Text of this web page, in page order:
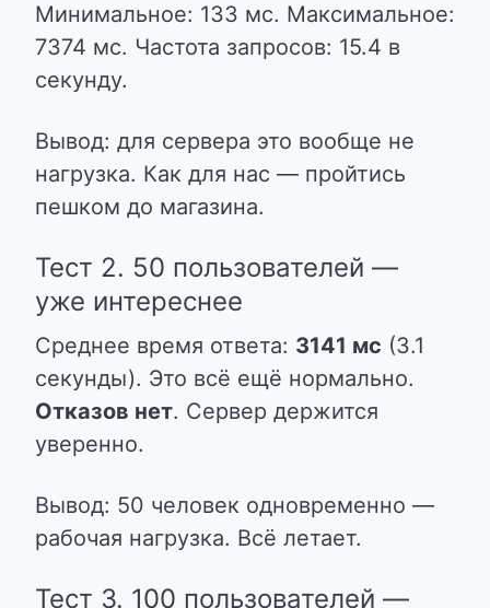
Минимальное: 133 мс. Максимальное:
7374 мс. Частота запросов: 15.4 в
секунду.
Вывод: для сервера это вообще не
нагрузка. Как для нас — пройтись
пешком до магазина.
Тест 2. 50 пользователей —
уже интереснее
Среднее время ответа: 3141 мс (3.1
секунды). Это всё ещё нормально.
Отказов нет. Сервер держится
уверенно.
Вывод: 50 человек одновременно —
рабочая нагрузка. Всё летает.
Тест 3. 100 пользователей —